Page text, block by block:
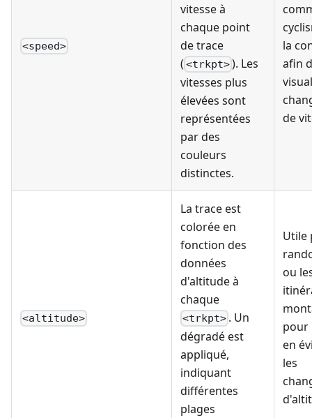
<speed>
vitesse à
chaque point
de trace
( <trkpt>). Les
vitesses plus
élevées sont
représentées
par des
couleurs
distinctes.
la
afin
de
<altitude>
La trace est
colorée en
fonction des
données
d'altitude à
chaque
<trkpt> . Un
dégradé est
appliqué,
indiquant
différentes
plages
Utile
ou
pour
en
les